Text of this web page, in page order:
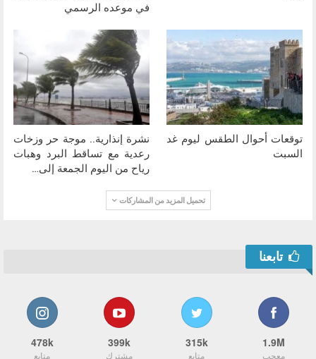
في موعده الرسمي
توقعات أحوال الطقس ليوم غد
السبت
نشرة إنذارية.. موجة حر وزخات
رعدية مع تساقط البرد وهبات
رياح من اليوم الجمعة إلى…
تحميل المزيد من المشاركات
تابعنا
1.9M
معجب
315k
متابع
399k
مشترك
478k
متابع